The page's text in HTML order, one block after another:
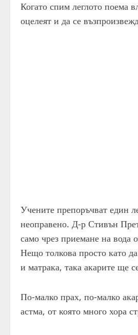
Когато спим леглото поема
оцелеят и да се
Учените препоръчват един
неоправено. Д-р Стивън
само чрез приемане на вода
Нещо толкова просто като
и матрака, така акарите ще
По-малко прах, по-малко
астма, от която много хора